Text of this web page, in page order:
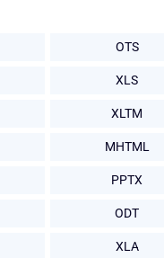
OTS
XLS
XLTM
MHTML
PPTX
ODT
XLA